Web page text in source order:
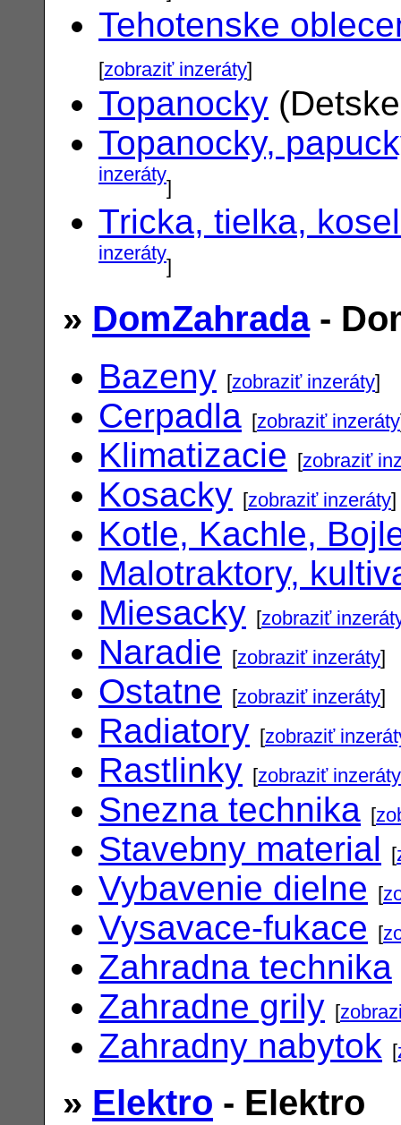
Tehotenske
[zobraziť inzeráty]
Topanocky
Topanocky,
inzeráty]
Tricka, tielka,
inzeráty]
» DomZahrada-
Bazeny [zobraziť inzeráty]
Cerpadla [zobraziť inzeráty
Klimatizacie [zobraziť
Kosacky [zobraziť inzeráty]
Kotle, Kachle,
Malotraktory,
Miesacky [zobraziť
Naradie [zobraziť inzeráty]
Ostatne [zobraziť inzeráty]
Radiatory [zobraziť
Rastlinky [zobraziť inzeráty
Snezna technika [
Stavebny material [
Vybavenie dielne [
Vysavace-fukace [
Zahradna technika
Zahradne grily [
Zahradny nabytok [
» Elektro - Elektro